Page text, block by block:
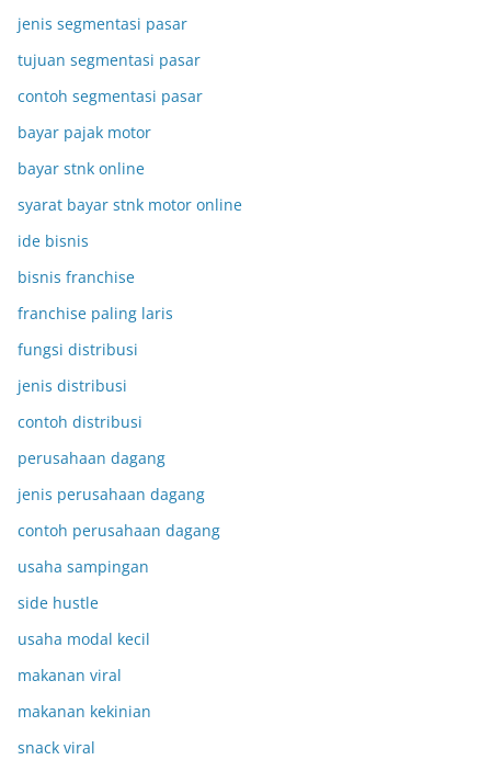
jenis segmentasi pasar
tujuan segmentasi pasar
contoh segmentasi pasar
bayar pajak motor
bayar stnk online
syarat bayar stnk motor online
ide bisnis
bisnis franchise
franchise paling laris
fungsi distribusi
jenis distribusi
contoh distribusi
perusahaan dagang
jenis perusahaan dagang
contoh perusahaan dagang
usaha sampingan
side hustle
usaha modal kecil
makanan viral
makanan kekinian
snack viral